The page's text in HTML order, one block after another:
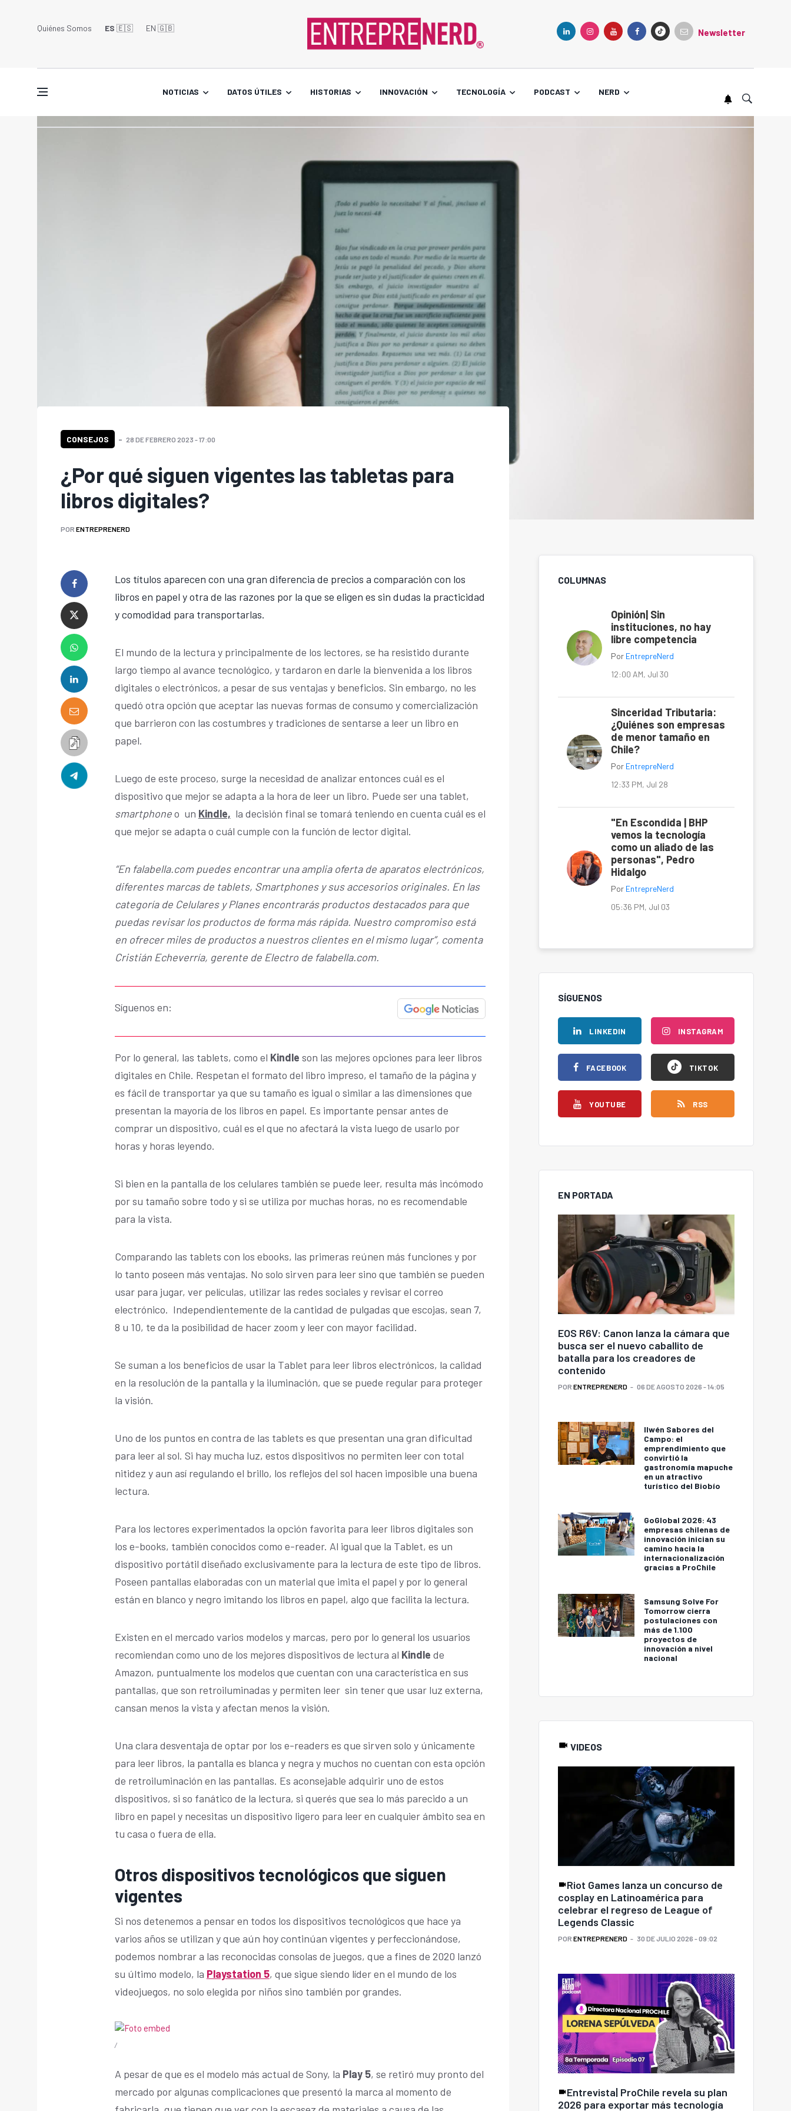
Quiénes Somos ES 🇪🇸 EN 🇬🇧󠁢󠁥󠁮󠁧󠁿 Newsletter
NOTICIAS DATOS ÚTILES HISTORIAS INNOVACIÓN TECNOLOGÍA PODCAST NERD
CONSEJOS 28 DE FEBRERO 2023 - 17:00
¿Por qué siguen vigentes las tabletas para
libros digitales?
POR ENTREPRENERD
Los títulos aparecen con una gran diferencia de precios a comparación con los
libros en papel y otra de las razones por la que se eligen es sin dudas la practicidad
y comodidad para transportarlas.
El mundo de la lectura y principalmente de los lectores, se ha resistido durante
largo tiempo al avance tecnológico, y tardaron en darle la bienvenida a los libros
digitales o electrónicos, a pesar de sus ventajas y beneficios. Sin embargo, no les
quedó otra opción que aceptar las nuevas formas de consumo y comercialización
que barrieron con las costumbres y tradiciones de sentarse a leer un libro en
papel.
Luego de este proceso, surge la necesidad de analizar entonces cuál es el
dispositivo que mejor se adapta a la hora de leer un libro. Puede ser una tablet,
smartphoneo un Kindle, la decisión final se tomará teniendo en cuenta cuál es el
que mejor se adapta o cuál cumple con la función de lector digital.
“En falabella.com puedes encontrar una amplia oferta de aparatos electrónicos,
diferentes marcas de tablets, Smartphones y sus accesorios originales. En las
categoría de Celulares y Planes encontrarás productos destacados para que
puedas revisar los productos de forma más rápida. Nuestro compromiso está
en ofrecer miles de productos a nuestros clientes en el mismo lugar”, comenta
Cristián Echeverría, gerente de Electro de falabella.com.
Síguenos en:
Por lo general, las tablets, como el Kindle son las mejores opciones para leer libros
digitales en Chile. Respetan el formato del libro impreso, el tamaño de la página y
es fácil de transportar ya que su tamaño es igual o similar a las dimensiones que
presentan la mayoría de los libros en papel. Es importante pensar antes de
comprar un dispositivo, cuál es el que no afectará la vista luego de usarlo por
horas y horas leyendo.
Si bien en la pantalla de los celulares también se puede leer, resulta más incómodo
por su tamaño sobre todo y si se utiliza por muchas horas, no es recomendable
para la vista.
Comparando las tablets con los ebooks, las primeras reúnen más funciones y por
lo tanto poseen más ventajas. No solo sirven para leer sino que también se pueden
usar para jugar, ver películas, utilizar las redes sociales y revisar el correo
electrónico. Independientemente de la cantidad de pulgadas que escojas, sean 7,
8 u 10, te da la posibilidad de hacer zoom y leer con mayor facilidad.
Se suman a los beneficios de usar la Tablet para leer libros electrónicos, la calidad
en la resolución de la pantalla y la iluminación, que se puede regular para proteger
la visión.
Uno de los puntos en contra de las tablets es que presentan una gran dificultad
para leer al sol. Si hay mucha luz, estos dispositivos no permiten leer con total
nitidez y aun así regulando el brillo, los reflejos del sol hacen imposible una buena
lectura.
Para los lectores experimentados la opción favorita para leer libros digitales son
los e-books, también conocidos como e-reader. Al igual que la Tablet, es un
dispositivo portátil diseñado exclusivamente para la lectura de este tipo de libros.
Poseen pantallas elaboradas con un material que imita el papel y por lo general
están en blanco y negro imitando los libros en papel, algo que facilita la lectura.
Existen en el mercado varios modelos y marcas, pero por lo general los usuarios
recomiendan como uno de los mejores dispositivos de lectura al Kindle de
Amazon, puntualmente los modelos que cuentan con una característica en sus
pantallas, que son retroiluminadas y permiten leer sin tener que usar luz externa,
cansan menos la vista y afectan menos la visión.
Una clara desventaja de optar por los e-readers es que sirven solo y únicamente
para leer libros, la pantalla es blanca y negra y muchos no cuentan con esta opción
de retroiluminación en las pantallas. Es aconsejable adquirir uno de estos
dispositivos, si so fanático de la lectura, si querés que sea lo más parecido a un
libro en papel y necesitas un dispositivo ligero para leer en cualquier ámbito sea en
tu casa o fuera de ella.
Otros dispositivos tecnológicos que siguen
vigentes
Si nos detenemos a pensar en todos los dispositivos tecnológicos que hace ya
varios años se utilizan y que aún hoy continúan vigentes y perfeccionándose,
podemos nombrar a las reconocidas consolas de juegos, que a fines de 2020 lanzó
su último modelo, la Playstation 5, que sigue siendo líder en el mundo de los
videojuegos, no solo elegida por niños sino también por grandes.
/
A pesar de que es el modelo más actual de Sony, la Play 5, se retiró muy pronto del
mercado por algunas complicaciones que presentó la marca al momento de
COLUMNAS
Opinión| Sin
instituciones, no hay
libre competencia
Por EntrepreNerd
12:00 AM, Jul 30
Sinceridad Tributaria:
¿Quiénes son empresas
de menor tamaño en
Chile?
Por EntrepreNerd
12:33 PM, Jul 28
"En Escondida | BHP
vemos la tecnología
como un aliado de las
personas", Pedro
Hidalgo
Por EntrepreNerd
05:36 PM, Jul 03
SÍGUENOS
LINKEDIN
FACEBOOK
YOUTUBE
INSTAGRAM
TIKTOK
RSS
EN PORTADA
EOS R6V: Canon lanza la cámara que
busca ser el nuevo caballito de
batalla para los creadores de
contenido
POR ENTREPRENERD 06 DE AGOSTO 2026 - 14:05
Ilwén Sabores del
Campo: el
emprendimiento que
convirtió la
gastronomía mapuche
en un atractivo
turístico del Biobío
GoGlobal 2026: 43
empresas chilenas de
innovación inician su
camino hacia la
internacionalización
gracias a ProChile
Samsung Solve For
Tomorrow cierra
postulaciones con
más de 1.100
proyectos de
innovación a nivel
nacional
VIDEOS
Riot Games lanza un concurso de
cosplay en Latinoamérica para
celebrar el regreso de League of
Legends Classic
POR ENTREPRENERD 30 DE JULIO 2026 - 09:02
Entrevista| ProChile revela su plan
2026 para exportar más tecnología